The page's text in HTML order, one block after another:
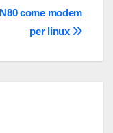
come modem
per linux